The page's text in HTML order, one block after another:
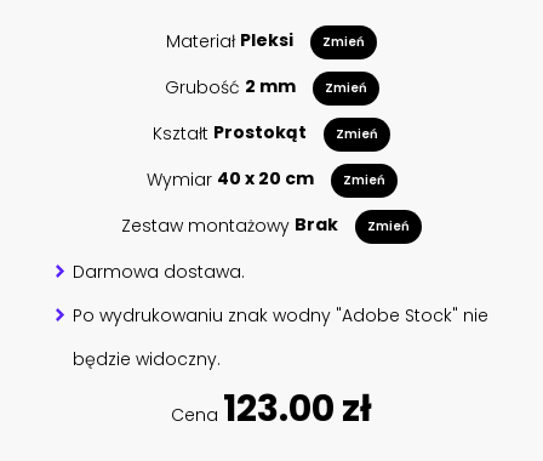
Materiał Pleksi Zmień
Grubość 2 mm Zmień
Kształt Prostokąt Zmień
Wymiar 40 x 20 cm Zmień
Zestaw montażowy Brak Zmień
Darmowa dostawa.
Po wydrukowaniu znak wodny "Adobe Stock" nie
będzie widoczny.
Cena 123.00 zł